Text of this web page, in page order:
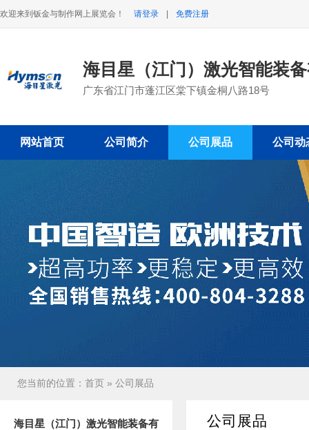
欢迎来到钣金与制作网上展览会！ 请登录 免费注册
海目星（江门）激光智能装
广东省江门市蓬江区棠下镇金桐八路18号
网站首页 公司简介 公司展品 公司动
您当前的位置： 首页 » 公司展品
海目星（江门）激光智能装备有
公司展品